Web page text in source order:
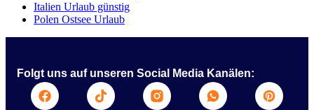
Italien Urlaub günstig
Polen Ostsee Urlaub